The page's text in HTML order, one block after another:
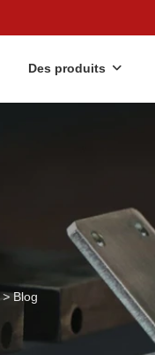
Des produits
> Blog